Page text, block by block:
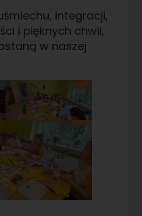
integracji,
i pięknych chwil,
w naszej